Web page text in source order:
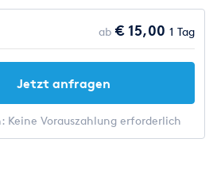
ab € 15,00 1 Tag
Jetzt anfragen
Keine Vorauszahlung erforderlich